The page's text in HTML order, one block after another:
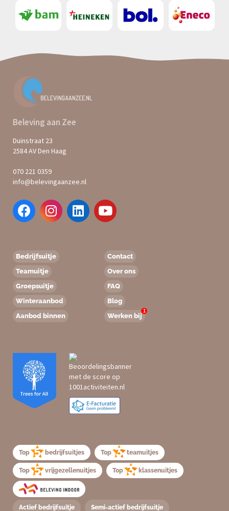
Beleving aan Zee
Duinstraat 23
2584 AV Den Haag
070 221 0359
info@belevingaanzee.nl
Bedrijfsuitje
Teamuitje
Groepsuitje
Winteraanbod
Aanbod binnen
Contact
Over ons
FAQ
Blog
Werken bij
1
Top bedrijfsuitjes Top teamuitjes
Top vrijgezellenuitjes Top klassenuitjes
Actief bedrijfsuitje Semi-actief bedrijfsuitje